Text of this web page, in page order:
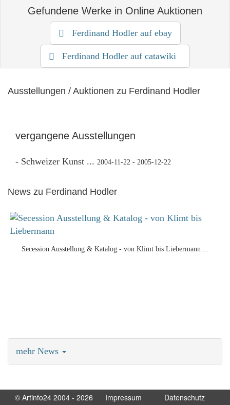
mehr erfahren
Gefundene Werke in Online Auktionen
Ferdinand Hodler auf ebay
Ferdinand Hodler auf catawiki
Ausstellungen / Auktionen zu Ferdinand Hodler
vergangene Ausstellungen
- Schweizer Kunst ... 2004-11-22 - 2005-12-22
News zu Ferdinand Hodler
Secession Ausstellung & Katalog - von Klimt bis Liebermann ...
mehr News
© Artinfo24 2004 - 2026
Impressum Datenschutz